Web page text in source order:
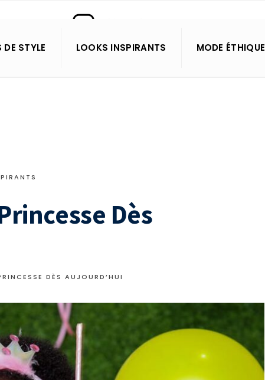
DE STYLE LOOKS INSPIRANTS MODE ÉTHIQUE
Dès
DÈS AUJOURD’HUI